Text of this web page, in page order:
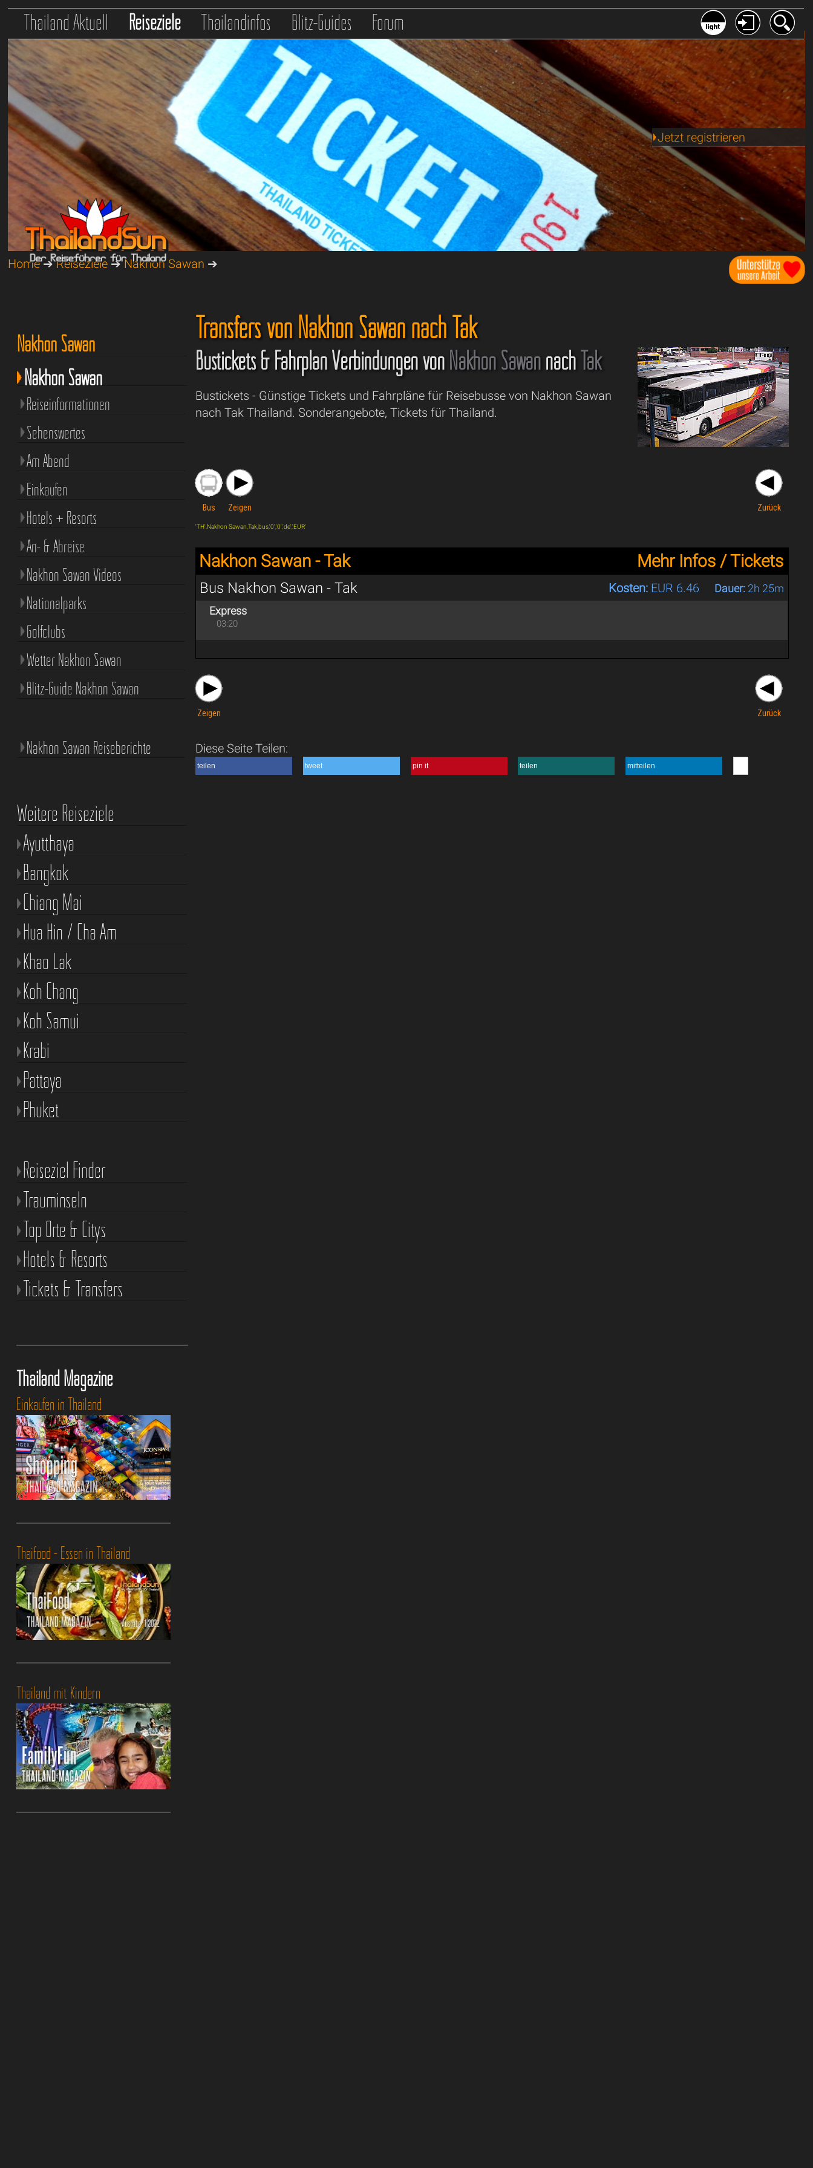
Thailand Aktuell Reiseziele Thailandinfos Blitz-Guides Forum
Jetzt registrieren
Home➔Reiseziele ➔Nakhon Sawan ➔
Transfers von Nakhon Sawan nach Tak
Bustickets & Fahrplan Verbindungen von Nakhon SawannachTak
Bustickets - Günstige Tickets und Fahrpläne für Reisebusse von Nakhon Sawan
nach Tak Thailand. Sonderangebote, Tickets für Thailand.
Bus Zeigen Zurück
'TH',Nakhon Sawan,Tak,bus,'0','0','de','EUR'
Nakhon Sawan - Tak Mehr Infos / Tickets
Bus Nakhon Sawan - Tak Kosten: EUR 6.46 Dauer: 2h 25m
Express
03:20
Zeigen Zurück
Diese Seite Teilen:
teilen tweet pin it teilen mitteilen
Nakhon Sawan
Nakhon Sawan
Reiseinformationen
Sehenswertes
Am Abend
Einkaufen
Hotels + Resorts
An- & Abreise
Nakhon Sawan Videos
Nationalparks
Golfclubs
Wetter Nakhon Sawan
Blitz-Guide Nakhon Sawan
Nakhon Sawan Reiseberichte
Weitere Reiseziele
Ayutthaya
Bangkok
Chiang Mai
Hua Hin / Cha Am
Khao Lak
Koh Chang
Koh Samui
Krabi
Pattaya
Phuket
Reiseziel Finder
Trauminseln
Top Orte & Citys
Hotels & Resorts
Tickets & Transfers
Thailand Magazine
Einkaufen in Thailand
Thaifood - Essen in Thailand
Thailand mit Kindern